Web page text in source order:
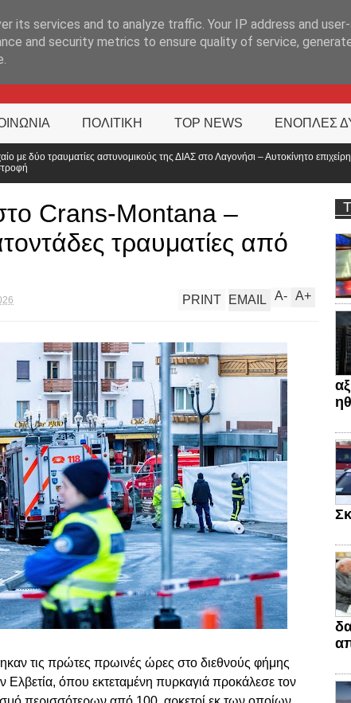
ΠΟΛΙΤΙΚΗ TOP NEWS ΕΝΟΠΛΕΣ
της ΔΙΑΣ στο Λαγονήσι – Αυτοκίνητο επιχείρησε
Απορρίφθηκε
Crans-Montana –
τραυματίες από
A+
A-
PRINT EMAIL
τις πρώτες πρωινές ώρες στο διεθνούς φήμης
όπου εκτεταμένη πυρκαγιά προκάλεσε τον
its services and to analyze traffic. Your IP address and
and security metrics to ensure quality of service,